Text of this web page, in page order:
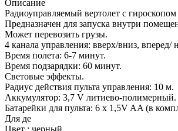
Описание
Радиоуправляемый вертолет с
Предназначен для запуска внутри
Может перевозить грузы.
4 канала управления: вверх/вниз, вперед/
Время полета: 6-7 минут.
Время подзарядки: 60 минут.
Световые эффекты.
Радиус действия пульта управления: 10 м.
Аккумулятор: 3,7 V литиево-полимерный.
Батарейки для пульта: 6 x 1,5V AA (в
Для де
Цвет : черный